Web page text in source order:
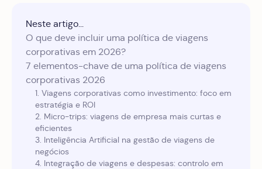
Neste artigo...
O que deve incluir uma política de viagens
corporativas em 2026?
7 elementos-chave de uma política de viagens
corporativas 2026
1. Viagens corporativas como investimento: foco em
estratégia e ROI
2. Micro-trips: viagens de empresa mais curtas e
eficientes
3. Inteligência Artificial na gestão de viagens de
negócios
4. Integração de viagens e despesas: controlo em